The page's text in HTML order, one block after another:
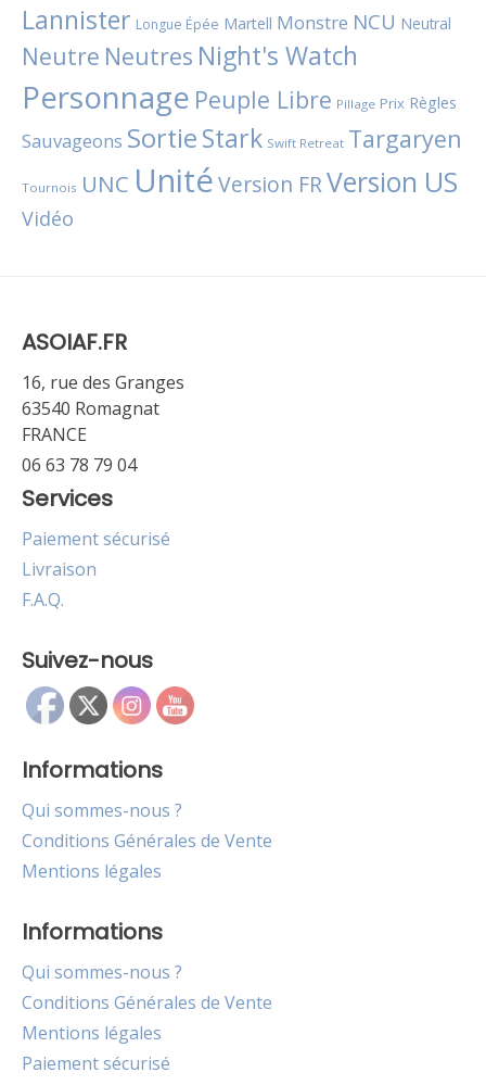
Lannister Longue Épée Martell Monstre NCU Neutral
Neutre Neutres Night's Watch
Personnage Peuple Libre Pillage Prix Règles
Sauvageons SortieStark Swift Retreat Targaryen
Tournois UNC UnitéVersion FRVersion US
Vidéo
ASOIAF.FR
16, rue des Granges
63540 Romagnat
FRANCE
06 63 78 79 04
Services
Paiement sécurisé
Livraison
F.A.Q.
Suivez-nous
Informations
Qui sommes-nous ?
Conditions Générales de Vente
Mentions légales
Informations
Qui sommes-nous ?
Conditions Générales de Vente
Mentions légales
Paiement sécurisé